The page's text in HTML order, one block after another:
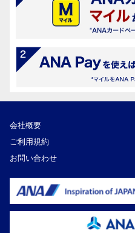
会社概要
ご利用規約
お問い合わせ